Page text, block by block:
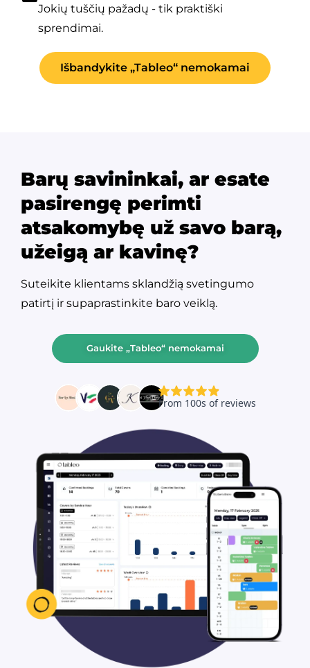
Jokių tuščių pažadų - tik praktiški
sprendimai.
Išbandykite „Tableo“ nemokamai
Barų savininkai, ar esate
pasirengę perimti
atsakomybę už savo barą,
užeigą ar kavinę?
Suteikite klientams sklandžią svetingumo
patirtį ir supaprastinkite baro veiklą.
Gaukite „Tableo“ nemokamai